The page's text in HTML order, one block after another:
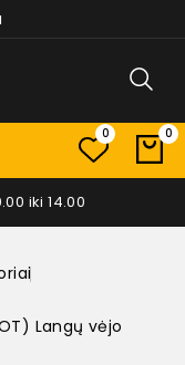
0 0
iki 14.00
Langų vėjo